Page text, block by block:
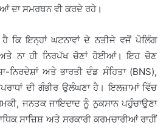
ਦਾ ਸਮਰਥਨ ਵੀ ਕਰਦੇ ਰਹੇ।
ਕਿ ਇਨ੍ਹਾਂ ਘਟਨਾਵਾਂ ਦੇ ਨਤੀਜੇ ਵਜੋਂ ਪੋਲਿੰਗ
ਨਾ ਹੀ ਨਿਰਪੱਖ ਚੋਣਾਂ ਹੋਈਆਂ। ਇਹ ਚੋਣ
ਨਿਰਦੇਸ਼ਾਂ ਅਤੇ ਭਾਰਤੀ ਦੰਡ ਸੰਹਿਤਾ (BNS),
ਦੀ ਗੰਭੀਰ ਉਲੰਘਣਾ ਹੈ। ਇਲਜ਼ਾਮਾਂ ਵਿੱਚ
ਜਨਤਕ ਜਾਇਦਾਦ ਨੂੰ ਨੁਕਸਾਨ ਪਹੁੰਚਾਉਣਾ
ਸਾਜ਼ਿਸ਼ ਅਤੇ ਸਰਕਾਰੀ ਕਰਮਚਾਰੀਆਂ ਰਾਹੀਂ